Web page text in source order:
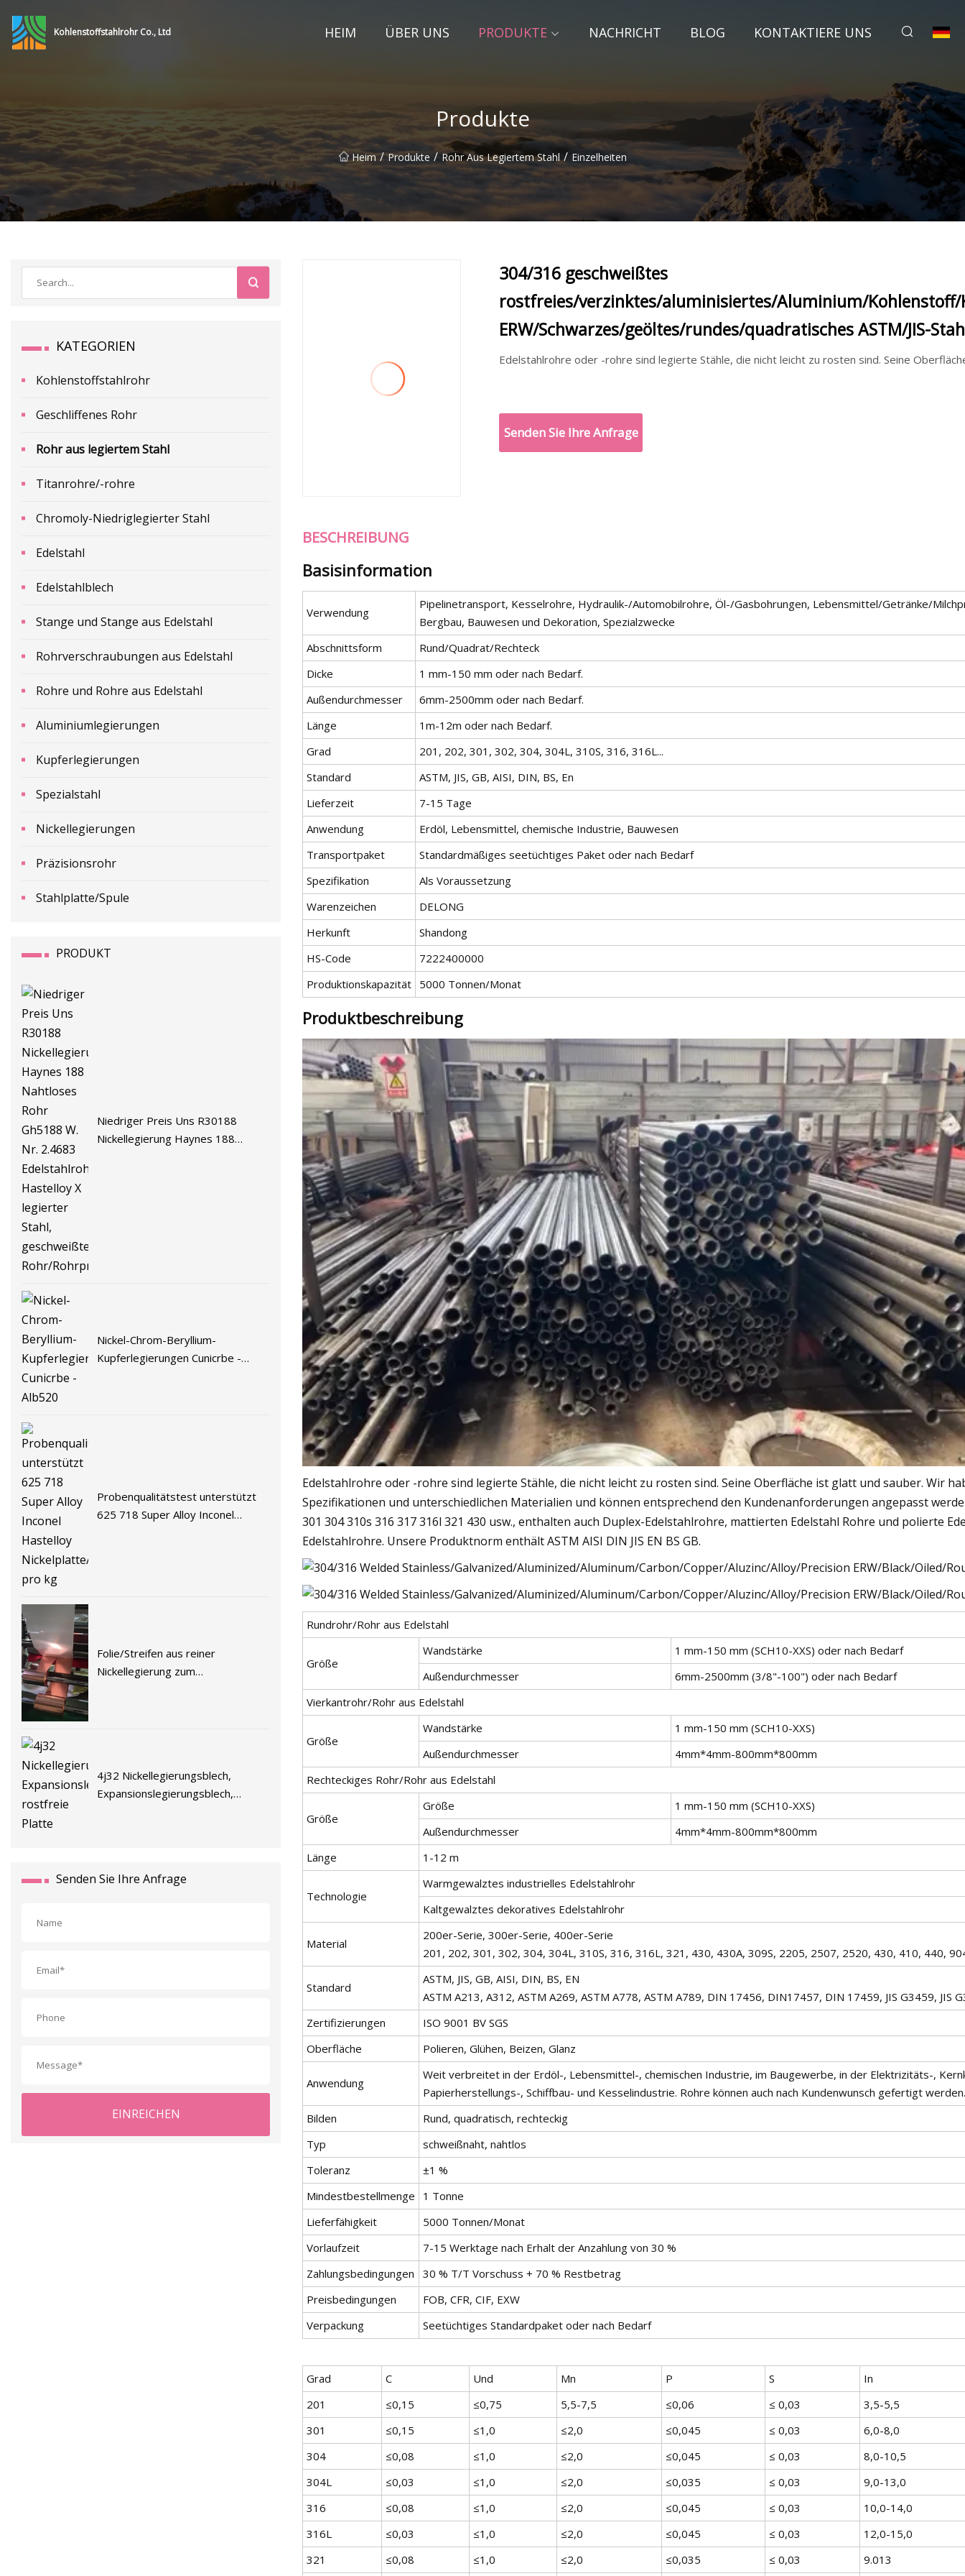
Kohlenstoffstahlrohr Co., Ltd HEIM ÜBER UNS PRODUKTE NACHRICHT BLOG KONTAKTIERE UNS
Produkte
Heim / Produkte / Rohr Aus Legiertem Stahl / Einzelheiten
KATEGORIEN
Kohlenstoffstahlrohr
Geschliffenes Rohr
Rohr aus legiertem Stahl
Titanrohre/-rohre
Chromoly-Niedriglegierter Stahl
Edelstahl
Edelstahlblech
Stange und Stange aus Edelstahl
Rohrverschraubungen aus Edelstahl
Rohre und Rohre aus Edelstahl
Aluminiumlegierungen
Kupferlegierungen
Spezialstahl
Nickellegierungen
Präzisionsrohr
Stahlplatte/Spule
PRODUKT
Niedriger Preis Uns R30188
Nickellegierung Haynes 188
Nickel-Chrom-Beryllium-
Kupferlegierungen Cunicrbe -
Probenqualitätstest unterstützt
625 718 Super Alloy Inconel
Folie/Streifen aus reiner
Nickellegierung zum
4j32 Nickellegierungsblech,
Expansionslegierungsblech,
Senden Sie Ihre Anfrage
EINREICHEN
304/316 geschweißtes
rostfreies/verzinktes/aluminisiertes/Aluminium/
ERW/Schwarzes/geöltes/rundes/quadratisches ASTM/JIS-
Edelstahlrohre oder -rohre sind legierte Stähle,
Senden Sie Ihre Anfrage
BESCHREIBUNG
Basisinformation
Verwendung
Pipelinetransport, Kesselrohre, Hydraulik-/Automobilrohre, Öl-/Gasbohrungen, Lebensmittel/Getränke/
Bergbau, Bauwesen und Dekoration, Spezialzwecke
Abschnittsform
Rund/Quadrat/Rechteck
Dicke
1 mm-150 mm oder nach Bedarf.
Außendurchmesser
6mm-2500mm oder nach Bedarf.
Länge
1m-12m oder nach Bedarf.
Grad
201, 202, 301, 302, 304, 304L, 310S, 316, 316L...
Standard
ASTM, JIS, GB, AISI, DIN, BS, En
Lieferzeit
7-15 Tage
Anwendung
Erdöl, Lebensmittel, chemische Industrie, Bauwesen
Transportpaket
Standardmäßiges seetüchtiges Paket oder nach Bedarf
Spezifikation
Als Voraussetzung
Warenzeichen
DELONG
Herkunft
Shandong
HS-Code
7222400000
Produktionskapazität 5000 Tonnen/Monat
Produktbeschreibung
Edelstahlrohre oder -rohre sind legierte Stähle, die nicht leicht zu rosten sind. Seine Oberfläche ist glatt und sauber. Wir
Spezifikationen und unterschiedlichen Materialien und können entsprechend den Kundenanforderungen angepasst
301 304 310s 316 317 316l 321 430 usw., enthalten auch Duplex-Edelstahlrohre, mattierten Edelstahl Rohre und polierte
Edelstahlrohre. Unsere Produktnorm enthält ASTM AISI DIN JIS EN BS GB.
Rundrohr/Rohr aus Edelstahl
Größe
Wandstärke
1 mm-150 mm (SCH10-XXS) oder nach Bedarf
Außendurchmesser
6mm-2500mm (3/8"-100") oder nach Bedarf
Vierkantrohr/Rohr aus Edelstahl
Größe
Wandstärke
1 mm-150 mm (SCH10-XXS)
Außendurchmesser
4mm*4mm-800mm*800mm
Rechteckiges Rohr/Rohr aus Edelstahl
Größe
Größe
1 mm-150 mm (SCH10-XXS)
Außendurchmesser
4mm*4mm-800mm*800mm
Länge
1-12 m
Technologie
Warmgewalztes industrielles Edelstahlrohr
Kaltgewalztes dekoratives Edelstahlrohr
Material
200er-Serie, 300er-Serie, 400er-Serie
201, 202, 301, 302, 304, 304L, 310S, 316, 316L, 321, 430, 430A, 309S, 2205, 2507, 2520, 430, 410, 440,
Standard
ASTM, JIS, GB, AISI, DIN, BS, EN
ASTM A213, A312, ASTM A269, ASTM A778, ASTM A789, DIN 17456, DIN17457, DIN 17459, JIS G3459, JIS
Zertifizierungen
ISO 9001 BV SGS
Oberfläche
Polieren, Glühen, Beizen, Glanz
Anwendung
Weit verbreitet in der Erdöl-, Lebensmittel-, chemischen Industrie, im Baugewerbe, in der Elektrizitäts-,
Papierherstellungs-, Schiffbau- und Kesselindustrie. Rohre können auch nach Kundenwunsch gefertigt werden.
Bilden
Rund, quadratisch, rechteckig
Typ
schweißnaht, nahtlos
Toleranz
±1 %
Mindestbestellmenge
1 Tonne
Lieferfähigkeit
5000 Tonnen/Monat
Vorlaufzeit
7-15 Werktage nach Erhalt der Anzahlung von 30 %
Zahlungsbedingungen
30 % T/T Vorschuss + 70 % Restbetrag
Preisbedingungen
FOB, CFR, CIF, EXW
Verpackung
Seetüchtiges Standardpaket oder nach Bedarf
Grad C Und Mn P S
In
201
≤0,15 ≤0,75 5,5-7,5 ≤0,06 ≤ 0,03
3,5-5,5
301
≤0,15 ≤1,0 ≤2,0 ≤0,045 ≤ 0,03
6,0-8,0
304
≤0,08 ≤1,0 ≤2,0 ≤0,045 ≤ 0,03
8,0-10,5
304L
≤0,03 ≤1,0 ≤2,0 ≤0,035 ≤ 0,03
9,0-13,0
316
≤0,08 ≤1,0 ≤2,0 ≤0,045 ≤ 0,03
10,0-14,0
316L
≤0,03 ≤1,0 ≤2,0 ≤0,045 ≤ 0,03
12,0-15,0
321
≤0,08 ≤1,0 ≤2,0 ≤0,035 ≤ 0,03 9.013